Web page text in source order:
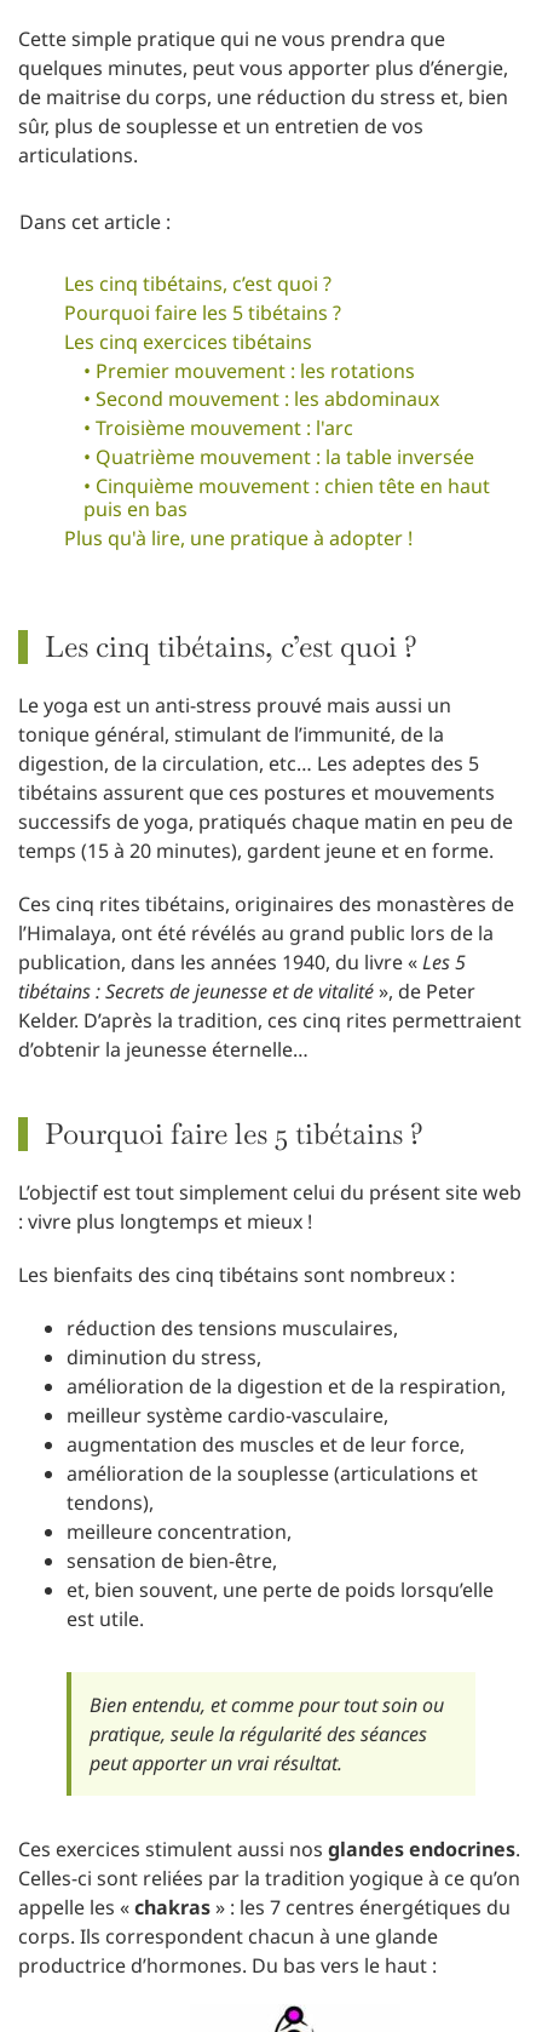
Cette simple pratique qui ne vous prendra que
quelques minutes, peut vous apporter plus d’énergie,
de maitrise du corps, une réduction du stress et, bien
sûr, plus de souplesse et un entretien de vos
articulations.
Dans cet article :
Les cinq tibétains, c’est quoi ?
Pourquoi faire les 5 tibétains ?
Les cinq exercices tibétains
• Premier mouvement : les rotations
• Second mouvement : les abdominaux
• Troisième mouvement : l'arc
• Quatrième mouvement : la table inversée
• Cinquième mouvement : chien tête en haut
puis en bas
Plus qu'à lire, une pratique à adopter !
Les cinq tibétains, c’est quoi ?
Le yoga est un anti-stress prouvé mais aussi un
tonique général, stimulant de l’immunité, de la
digestion, de la circulation, etc… Les adeptes des 5
tibétains assurent que ces postures et mouvements
successifs de yoga, pratiqués chaque matin en peu de
temps (15 à 20 minutes), gardent jeune et en forme.
Ces cinq rites tibétains, originaires des monastères de
l’Himalaya, ont été révélés au grand public lors de la
publication, dans les années 1940, du livre «Les 5
tibétains : Secrets de jeunesse et de vitalité», de Peter
Kelder. D’après la tradition, ces cinq rites permettraient
d’obtenir la jeunesse éternelle…
Pourquoi faire les 5 tibétains ?
L’objectif est tout simplement celui du présent site web
: vivre plus longtemps et mieux !
Les bienfaits des cinq tibétains sont nombreux :
réduction des tensions musculaires,
diminution du stress,
amélioration de la digestion et de la respiration,
meilleur système cardio-vasculaire,
augmentation des muscles et de leur force,
amélioration de la souplesse (articulations et
tendons),
meilleure concentration,
sensation de bien-être,
et, bien souvent, une perte de poids lorsqu’elle
est utile.
Bien entendu, et comme pour tout soin ou
pratique, seule la régularité des séances
peut apporter un vrai résultat.
Ces exercices stimulent aussi nos glandes endocrines.
Celles-ci sont reliées par la tradition yogique à ce qu’on
appelle les «chakras» : les 7 centres énergétiques du
corps. Ils correspondent chacun à une glande
productrice d’hormones. Du bas vers le haut :